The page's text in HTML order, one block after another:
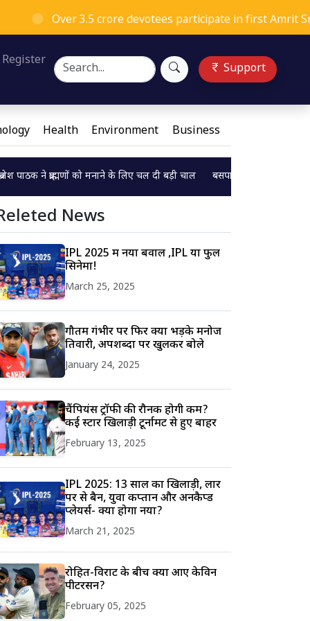
Over 3.5 crore devotees participate in first Amrit Snan at
Register
Support
Health Environment Business
को मनाने के लिए चल दी बड़ी चाल Loading...
बसपा सुप्रीमो मायावती का बड़ा
News
IPL 2025 में नया बवाल ,IPL या फुल
सिनेमा!
March 25, 2025
गौतम गंभीर पर फिर क्यों भड़के मनोज
तिवारी, अपशब्दों पर खुलकर बोले
January 24, 2025
चैंपियंस ट्रॉफी की रौनक होगी कम?
कई स्टार खिलाड़ी टूर्नामेंट से हुए बाहर
February 13, 2025
IPL 2025: 13 साल का खिलाड़ी, लार
पर से बैन, युवा कप्तान और अनकैप्ड
प्लेयर्स- क्या होगा नया?
March 21, 2025
रोहित-विराट के बीच क्यों आए केविन
पीटरसन?
February 05, 2025